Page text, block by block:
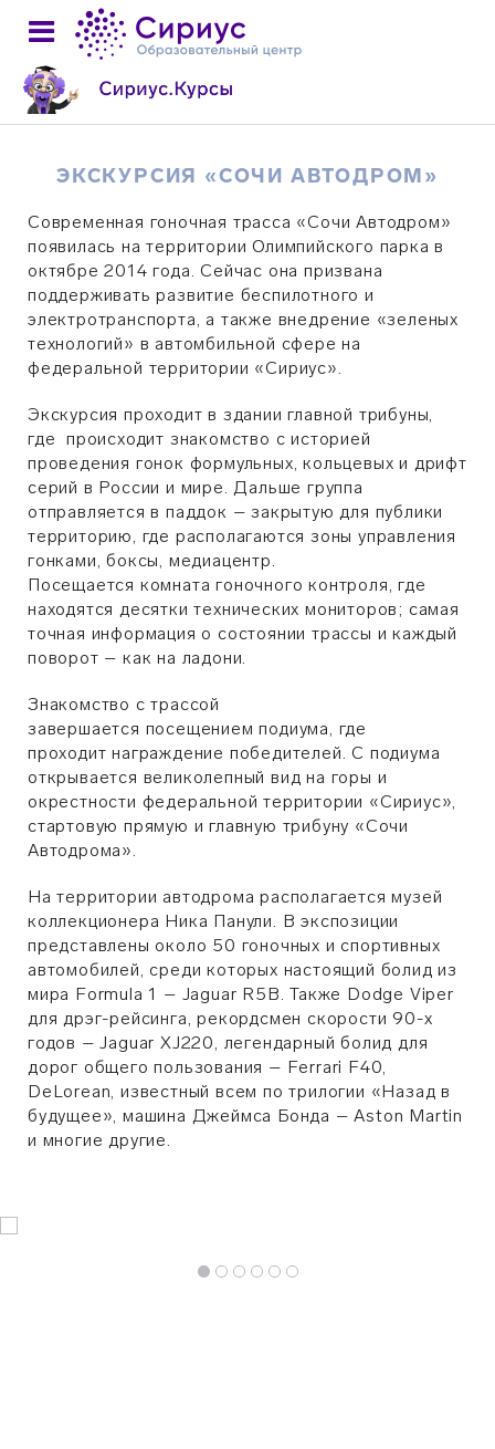
ЭКСКУРСИЯ «СОЧИ АВТОДРОМ»
Современная гоночная трасса «Сочи Автодром»
появилась на территории Олимпийского парка в
октябре 2014 года. Сейчас она призвана
поддерживать развитие беспилотного и
электротранспорта, а также внедрение «зеленых
технологий» в автомбильной сфере на
федеральной территории «Сириус».
Экскурсия проходит в здании главной трибуны,
где происходит знакомство с историей
проведения гонок формульных, кольцевых и дрифт
серий в России и мире. Дальше группа
отправляется в паддок – закрытую для публики
территорию, где располагаются зоны управления
гонками, боксы, медиацентр.
Посещается комната гоночного контроля, где
находятся десятки технических мониторов; самая
точная информация о состоянии трассы и каждый
поворот – как на ладони.
Знакомство с трассой
завершается посещением подиума, где
проходит награждение победителей. С подиума
открывается великолепный вид на горы и
окрестности федеральной территории «Сириус»,
стартовую прямую и главную трибуну «Сочи
Автодрома».
На территории автодрома располагается музей
коллекционера Ника Панули. В экспозиции
представлены около 50 гоночных и спортивных
автомобилей, среди которых настоящий болид из
мира Formula 1 – Jaguar R5B. Также Dodge Viper
для дрэг-рейсинга, рекордсмен скорости 90-х
годов – Jaguar XJ220, легендарный болид для
дорог общего пользования – Ferrari F40,
DeLorean, известный всем по трилогии «Назад в
будущее», машина Джеймса Бонда – Aston Martin
и многие другие.